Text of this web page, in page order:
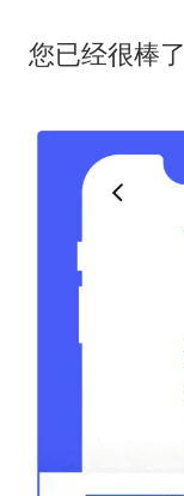
您已经很棒了